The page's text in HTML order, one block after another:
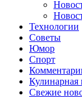
Технологии
Советы
Юмор
Спорт
Кулинарная
Свежие